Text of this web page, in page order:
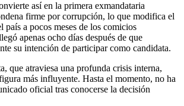
así en la primera exmandataria
firme por corrupción, lo que modifica el
país a pocos meses de los comicios
apenas ocho días después de que
su intención de participar como candidata.
que atraviesa una profunda crisis interna,
más influyente. Hasta el momento, no ha
oficial tras conocerse la decisión